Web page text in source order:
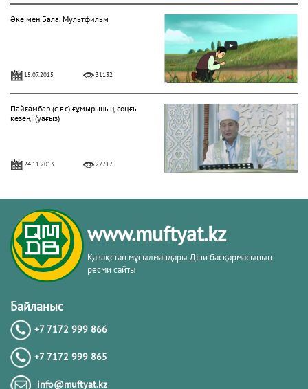
Әке мен Бала. Мультфильм
15.07.2015 31132
Пайғамбар (с.ғ.с) ғұмырының соңғы
кезеңі (уағыз)
24.11.2013 27717
"Фатиха" сүресі
11.04.2016
23.10.2015
Бараат түнін қалай өткізу керек?
www.muftyat.kz
Қазақстан мұсылмандары Діни басқармасының
ресми сайты
Байланыс
+7 7172 999 866
+7 7172 999 865
info@muftyat.kz